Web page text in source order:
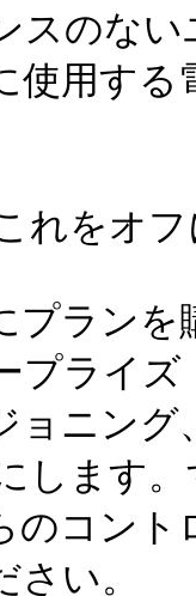
スのな
使用す
れをオ
プラン
プライ
ョニング
にしま
のコン
い。